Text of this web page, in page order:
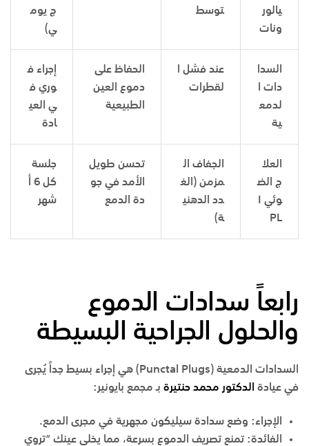
يالور
ونات
توسط
ج يوم
ي)
السدا
دات ا
لدمع
ية
عند فشل ا
لقطرات
الحفاظ على
دموع العين
الطبيعية
إجراء ف
وري ف
ي العي
ادة
العلا
ج الض
وئي I
PL
الجفاف ال
مزمن (الغ
دد الدهني
ة)
تحسن طويل
الأمد في جو
دة الدمع
جلسة
كل 6 أ
شهر
رابعاً سدادات الدموع
والحلول الجراحية البسيطة
السدادات الدمعية (Punctal Plugs ) هي إجراء بسيط جداً يُجرى
في عيادة الدكتور محمد حنتيرة بـ مجمع بايونير:
الإجراء: وضع سدادة سيليكون مجهرية في مجرى الدمع.
الفائدة: تمنع تصريف الدموع بسرعة، مما يخلي عينك “تروي